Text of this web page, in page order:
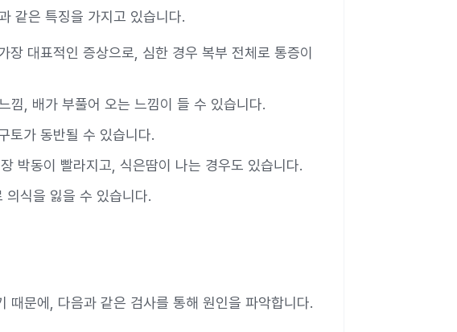
같은 특징을 가지고 있습니다.
장 대표적인 증상으로, 심한 경우 복부 전체로 통증이
낌, 배가 부풀어 오는 느낌이 들 수 있습니다.
토가 동반될 수 있습니다.
박동이 빨라지고, 식은땀이 나는 경우도 있습니다.
의식을 잃을 수 있습니다.
때문에, 다음과 같은 검사를 통해 원인을 파악합니다.